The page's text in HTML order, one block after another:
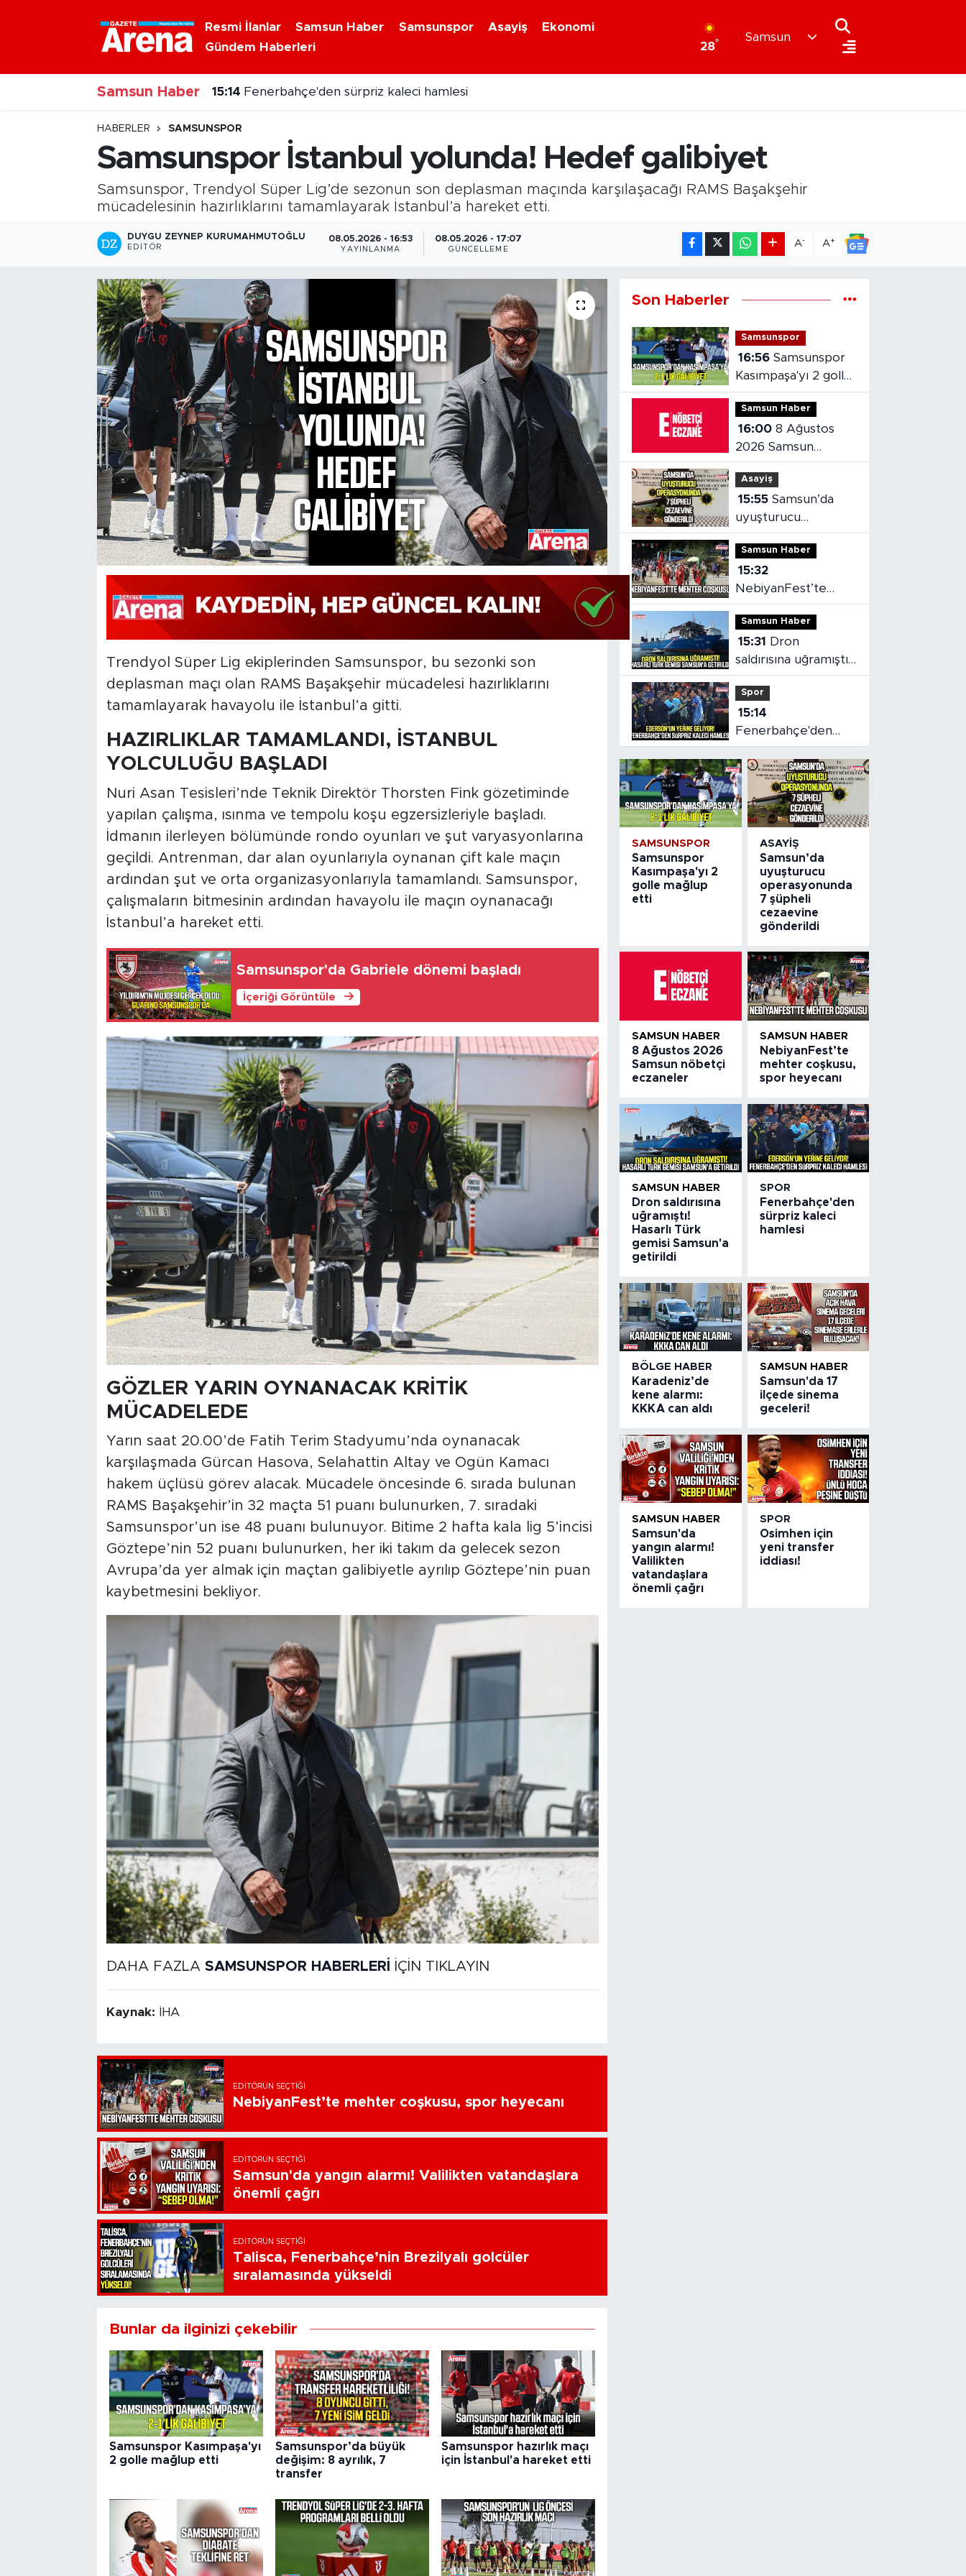
Resmi İlanlar Samsun Haber Samsunspor Asayiş
Ekonomi
Gündem Haberleri
28°
Samsun
Samsun Haber
14:56 Karadeniz’de kene alarmı: KKKA can aldı
HABERLER SAMSUNSPOR
Samsunspor İstanbul yolunda! Hedef galibiyet
Samsunspor, Trendyol Süper Lig’de sezonun son deplasman maçında karşılaşacağı RAMS Başakşehir
mücadelesinin hazırlıklarını tamamlayarak İstanbul’a hareket etti.
DUYGU ZEYNEP KURUMAHMUTOĞLU
EDITÖR
08.05.2026 - 16:53
YAYINLANMA
08.05.2026 - 17:07
GÜNCELLEME
A- A+
Trendyol Süper Lig ekiplerinden Samsunspor, bu sezonki son
deplasman maçı olan RAMS Başakşehir mücadelesi hazırlıklarını
tamamlayarak havayolu ile İstanbul’a gitti.
HAZIRLIKLAR TAMAMLANDI, İSTANBUL
YOLCULUĞU BAŞLADI
Nuri Asan Tesisleri’nde Teknik Direktör Thorsten Fink gözetiminde
yapılan çalışma, ısınma ve tempolu koşu egzersizleriyle başladı.
İdmanın ilerleyen bölümünde rondo oyunları ve şut varyasyonlarına
geçildi. Antrenman, dar alan oyunlarıyla oynanan çift kale maçın
ardından şut ve orta organizasyonlarıyla tamamlandı. Samsunspor,
çalışmaların bitmesinin ardından havayolu ile maçın oynanacağı
İstanbul’a hareket etti.
Samsunspor'da Gabriele dönemi başladı
İçeriği Görüntüle
GÖZLER YARIN OYNANACAK KRİTİK
MÜCADELEDE
Yarın saat 20.00’de Fatih Terim Stadyumu’nda oynanacak
karşılaşmada Gürcan Hasova, Selahattin Altay ve Ogün Kamacı
hakem üçlüsü görev alacak. Mücadele öncesinde 6. sırada bulunan
RAMS Başakşehir’in 32 maçta 51 puanı bulunurken, 7. sıradaki
Samsunspor’un ise 48 puanı bulunuyor. Bitime 2 hafta kala lig 5’incisi
Göztepe’nin 52 puanı bulunurken, her iki takım da gelecek sezon
Avrupa’da yer almak için maçtan galibiyetle ayrılıp Göztepe’nin puan
kaybetmesini bekliyor.
DAHA FAZLA SAMSUNSPOR HABERLERİ İÇİN TIKLAYIN
Kaynak: İHA
EDITÖRÜN SEÇTIĞI
NebiyanFest’te mehter coşkusu, spor heyecanı
EDITÖRÜN SEÇTIĞI
Samsun'da yangın alarmı! Valilikten vatandaşlara
önemli çağrı
EDITÖRÜN SEÇTIĞI
Talisca, Fenerbahçe’nin Brezilyalı golcüler
sıralamasında yükseldi
Bunlar da ilginizi çekebilir
Samsunspor Kasımpaşa'yı
2 golle mağlup etti
Samsunspor’da büyük
değişim: 8 ayrılık, 7
transfer
Samsunspor hazırlık maçı
için İstanbul'a hareket etti
Son Haberler
Samsunspor
16:56 Samsunspor
Kasımpaşa'yı 2 golle
mağlup etti
Samsun Haber
16:00 8 Ağustos
2026 Samsun
nöbetçi eczaneler
Asayiş
15:55 Samsun’da
uyuşturucu
operasyonunda 7
şüpheli cezaevine
gönderildi
Samsun Haber
15:32
NebiyanFest’te
mehter coşkusu,
spor heyecanı
Samsun Haber
15:31
saldırısına uğramıştı!
Hasarlı Türk gemisi
Samsun'a getirildi
Spor
15:14
Fenerbahçe'den
sürpriz kaleci
hamlesi
SAMSUNSPOR
Samsunspor
Kasımpaşa'yı 2
golle mağlup
etti
ASAYIŞ
Samsun’da
uyuşturucu
operasyonunda
7 şüpheli
cezaevine
gönderildi
SAMSUN HABER
8 Ağustos 2026
Samsun nöbetçi
eczaneler
SAMSUN HABER
NebiyanFest’te
mehter coşkusu,
spor heyecanı
SAMSUN HABER
Dron saldırısına
uğramıştı!
Hasarlı Türk
gemisi Samsun'a
getirildi
SPOR
Fenerbahçe'den
sürpriz kaleci
hamlesi
BÖLGE HABER
Karadeniz’de
kene alarmı:
KKKA can aldı
SAMSUN HABER
Samsun'da 17
ilçede sinema
geceleri!
SAMSUN HABER
Samsun'da
yangın alarmı!
Valilikten
vatandaşlara
önemli çağrı
SPOR
Osimhen için
yeni transfer
iddiası!
Nöbetçi Eczaneler
Hava Durumu
Samsun Namaz Vakitleri
Trafik Durumu
Süper Lig Puan Durumu ve Fikstür
Tüm Manşetler
Haber Arşivi